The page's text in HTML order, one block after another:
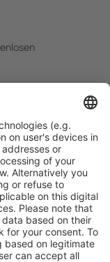
für eingeloggte
Hotels,
eSky Nutzern